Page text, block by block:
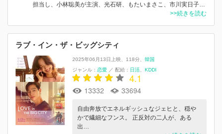
担当し、小林聡美が主演、光石研、もたいまさこ、市川実日子…
>>続きを読む
ラブ・イン・ザ・ビッグシティ
2025年06月13日上映 118分
韓国
ジャンル： 恋愛 ／ 配給： 日活 KDDI
4.1
13332 33694
自由奔放でエネルギッシュなジェヒと、穏や
かで繊細なフンス。 正反対の二人が、ある
出…